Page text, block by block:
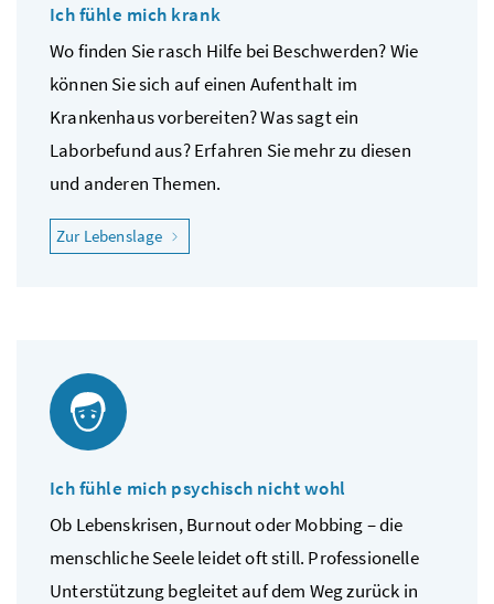
Ich fühle mich krank
Wo finden Sie rasch Hilfe bei Beschwerden? Wie
können Sie sich auf einen Aufenthalt im
Krankenhaus vorbereiten? Was sagt ein
Laborbefund aus? Erfahren Sie mehr zu diesen
und anderen Themen.
Zur Lebenslage "Ich fühle mich krank"
Ich fühle mich psychisch nicht wohl
Ob Lebenskrisen, Burnout oder Mobbing – die
menschliche Seele leidet oft still. Professionelle
Unterstützung begleitet auf dem Weg zurück in